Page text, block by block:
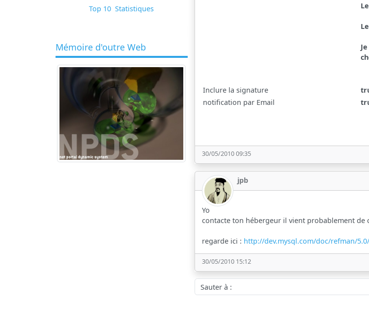
Top 10 Statistiques
Mémoire d'outre Web
Inclure la signature
notification par Email
30/05/2010 09:35
jpb
Yo
contacte ton hébergeur il vient probablement de
regarde ici : http://dev.mysql.com/doc/refman/
30/05/2010 15:12
Sauter à :